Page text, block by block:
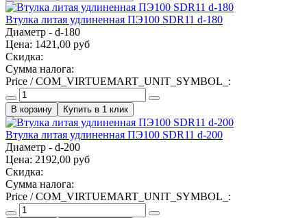
Втулка литая удлиненная ПЭ100 SDR11 d-180
Диаметр - d-180
Цена: 1421,00 руб
Скидка:
Сумма налога:
Price / COM_VIRTUEMART_UNIT_SYMBOL_:
Купить в 1 клик
Втулка литая удлиненная ПЭ100 SDR11 d-200
Диаметр - d-200
Цена: 2192,00 руб
Скидка:
Сумма налога:
Price / COM_VIRTUEMART_UNIT_SYMBOL_: